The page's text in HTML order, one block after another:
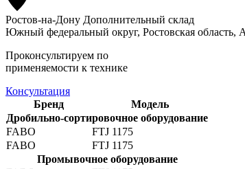
Ростов-на-Дону Дополнительный склад
Южный федеральный округ, Ростовская область,
Проконсультируем по
применяемости к технике
Консультация
Бренд
Модель
Дробильно-сортировочное оборудование
FABO
FTJ 1175
FABO
FTJ 1175
Промывочное оборудование